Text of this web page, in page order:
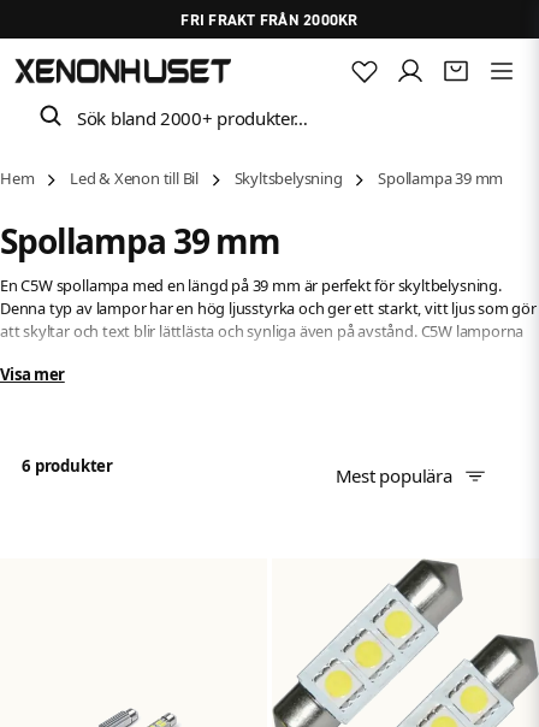
FRI FRAKT FRÅN 2000KR
Sök bland 2000+ produkter…
Hem Led & Xenon till Bil Skyltsbelysning Spollampa 39 mm
Spollampa 39 mm
En C5W spollampa med en längd på 39 mm är perfekt för skyltbelysning.
Denna typ av lampor har en hög ljusstyrka och ger ett starkt, vitt ljus som gör
att skyltar och text blir lättlästa och synliga även på avstånd. C5W lamporna
en bra investering för skyltbelysning.
Visa mer
6 produkter Mest populära